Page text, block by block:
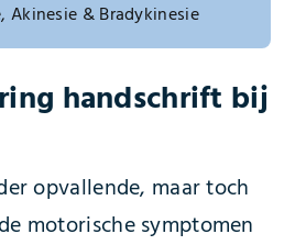
Akinesie & Bradykinesie
handschrift bij
opvallende, maar toch
motorische symptomen